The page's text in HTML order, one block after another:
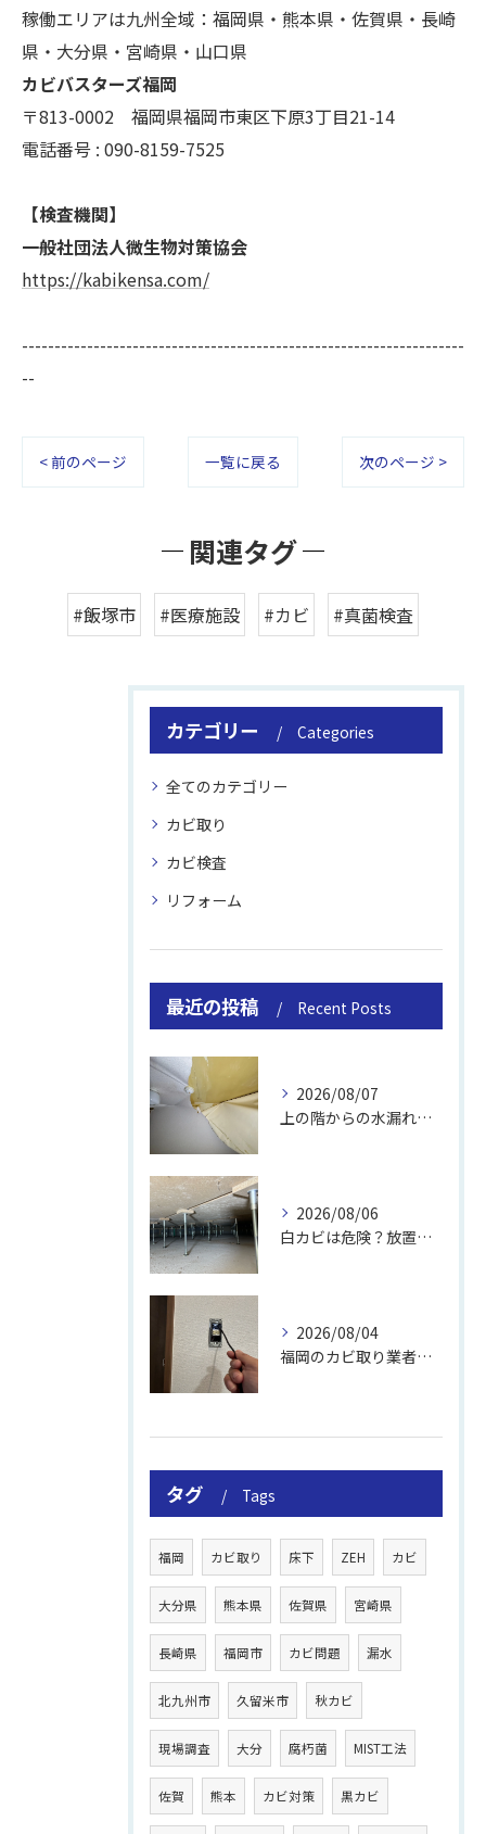
稼働エリアは九州全域：福岡県・熊本県・佐賀県・長崎
県・大分県・宮崎県・山口県
カビバスターズ福岡
〒813-0002 福岡県福岡市東区下原3丁目21-14
電話番号 : 090-8159-7525
【検査機関】
一般社団法人微生物対策協会
https://kabikensa.com/
--------------------------------------------------------------------
--
< 前のページ 一覧に戻る 次のページ >
関連タグ
#飯塚市 #医療施設 #カビ #真菌検査
カテゴリー Categories
全てのカテゴリー
カビ取り
カビ検査
リフォーム
最近の投稿 Recent Posts
2026/08/07
上の階からの水漏れでカビ｜対処法と業者
2026/08/06
白カビは危険？放置のリスクと取り方
2026/08/04
福岡のカビ取り業者おすすめの選び方と費用
タグ Tags
福岡 カビ取り 床下 ZEH カビ
大分県 熊本県 佐賀県 宮崎県
長崎県 福岡市 カビ問題 漏水
北九州市 久留米市 秋カビ
現場調査 大分 腐朽菌 MIST工法
佐賀 熊本 カビ対策 黒カビ